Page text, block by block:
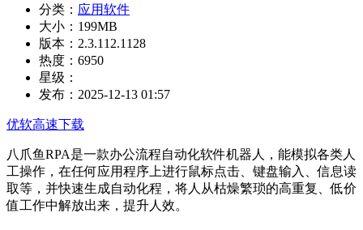
分类： 应用软件
大小： 199MB
版本： 2.3.112.1128
热度： 6950
星级：
发布： 2025-12-13 01:57
优软高速下载
八爪鱼RPA是一款办公流程自动化软件机器人，能模拟各类人
工操作，在任何应用程序上进行鼠标点击、键盘输入、信息读
取等，并快速生成自动化程，将人从枯燥繁琐的高重复、低价
值工作中解放出来，提升人效。